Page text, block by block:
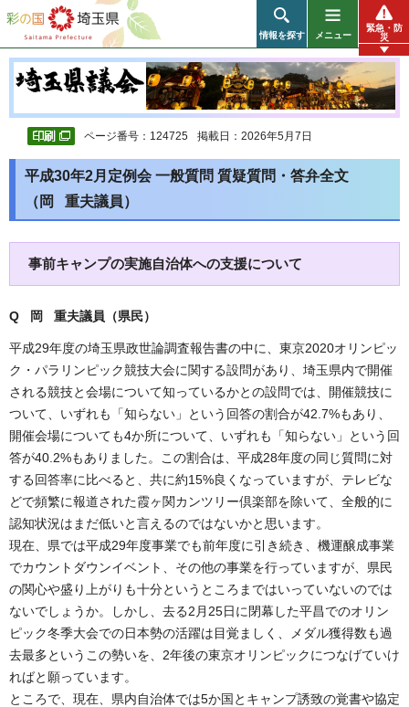
彩の国 埼玉県
情報を探す メニュー
緊急・防
災
ページ番号：124725 掲載日：2026年5月7日
平成30年2月定例会 一般質問 質疑質問・答弁全文
（岡 重夫議員）
事前キャンプの実施自治体への支援について
Q 岡 重夫議員（県民）
平成29年度の埼玉県政世論調査報告書の中に、東京2020オリンピッ
ク・パラリンピック競技大会に関する設問があり、埼玉県内で開催
される競技と会場について知っているかとの設問では、開催競技に
ついて、いずれも「知らない」という回答の割合が42.7%もあり、
開催会場についても4か所について、いずれも「知らない」という回
答が40.2%もありました。この割合は、平成28年度の同じ質問に対
する回答率に比べると、共に約15%良くなっていますが、テレビな
どで頻繁に報道された霞ヶ関カンツリー倶楽部を除いて、全般的に
認知状況はまだ低いと言えるのではないかと思います。
現在、県では平成29年度事業でも前年度に引き続き、機運醸成事業
でカウントダウンイベント、その他の事業を行っていますが、県民
の関心や盛り上がりも十分というところまではいっていないのでは
ないでしょうか。しかし、去る2月25日に閉幕した平昌でのオリン
ピック冬季大会での日本勢の活躍は目覚ましく、メダル獲得数も過
去最多というこの勢いを、2年後の東京オリンピックにつなげていけ
ればと願っています。
ところで、現在、県内自治体では5か国とキャンプ誘致の覚書や協定